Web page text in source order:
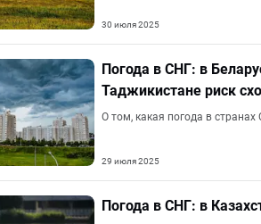
30 июля 2025
Погода в СНГ: в
Таджикистане риск
О том, какая погода в
29 июля 2025
Погода в СНГ: в